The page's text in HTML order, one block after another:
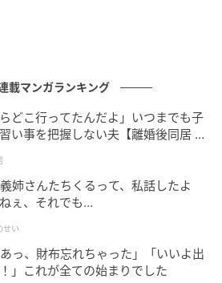
載マンガランキング
らどこ行ってたんだよ」いつまでも子
い事を把握しない夫【離婚後同居 Vo
姉さんたちくるって、私話したよ
ぇ、それでも…
せい
っ、財布忘れちゃった」「いいよ出
」これが全ての始まりでした